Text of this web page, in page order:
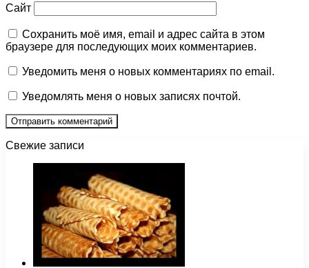
Сайт
Сохранить моё имя, email и адрес сайта в этом
браузере для последующих моих комментариев.
Уведомить меня о новых комментариях по email.
Уведомлять меня о новых записях почтой.
Свежие записи